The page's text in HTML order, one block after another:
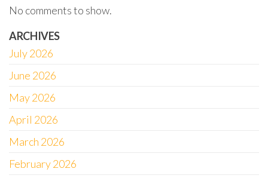
No comments to show.
ARCHIVES
July 2026
June 2026
May 2026
April 2026
March 2026
February 2026